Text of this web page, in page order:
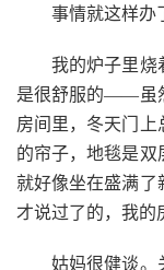
事情就这样办
我的炉子里烧着
是很舒服的——虽
房间里，冬天门上
的帘子，地毯是双
就好像坐在盛满了
才说过了的，我的
姑妈很健谈。关